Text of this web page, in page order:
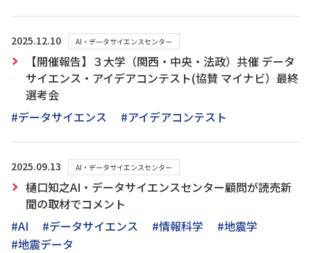
2025.12.10 AI・データサイエンスセンター
【開催報告】３大学（関西・中央・法政）共催 データ
サイエンス・アイデアコンテスト(協賛 マイナビ）最終
選考会
#データサイエンス
#アイデアコンテスト
2025.09.13 AI・データサイエンスセンター
樋口知之AI・データサイエンスセンター顧問が読売新
聞の取材でコメント
#AI
#データサイエンス #情報科学
#地震学
#地震データ